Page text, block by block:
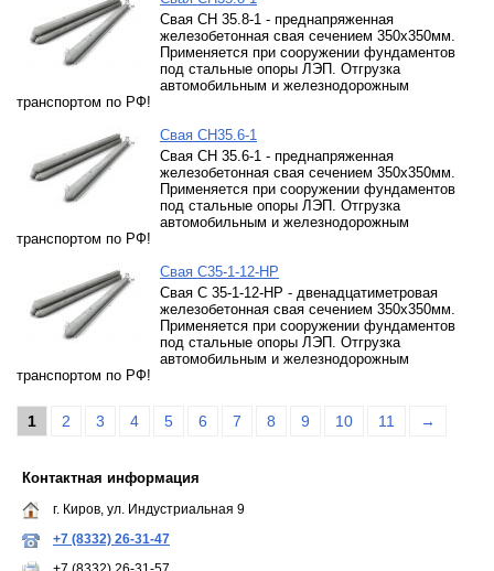
Свая СН 35.8-1 - преднапряженная
железобетонная свая сечением 350х350мм.
Применяется при сооружении фундаментов
под стальные опоры ЛЭП. Отгрузка
автомобильным и железнодорожным
транспортом по РФ!
Свая СН35.6-1
Свая СН 35.6-1 - преднапряженная
железобетонная свая сечением 350х350мм.
Применяется при сооружении фундаментов
под стальные опоры ЛЭП. Отгрузка
автомобильным и железнодорожным
транспортом по РФ!
Свая С35-1-12-НР
Свая С 35-1-12-НР - двенадцатиметровая
железобетонная свая сечением 350х350мм.
Применяется при сооружении фундаментов
под стальные опоры ЛЭП. Отгрузка
автомобильным и железнодорожным
транспортом по РФ!
1 2 3 4 5 6 7 8 9 10 11 →
Контактная информация
г. Киров, ул. Индустриальная 9
+7 (8332) 26-31-47